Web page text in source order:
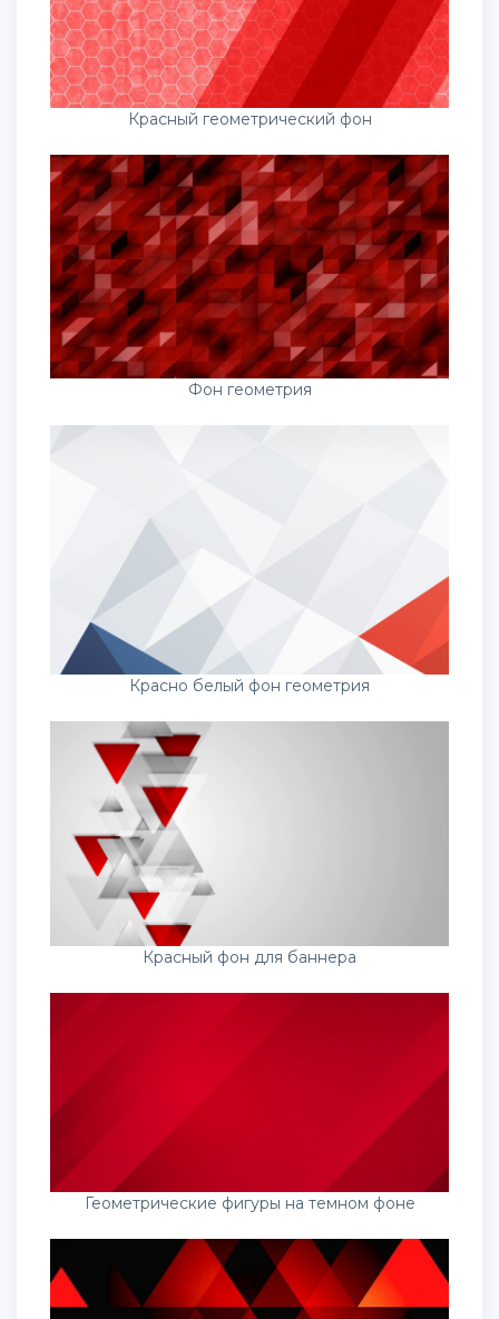
Красный геометрический фон
Фон геометрия
Красно белый фон геометрия
Красный фон для баннера
Геометрические фигуры на темном фоне